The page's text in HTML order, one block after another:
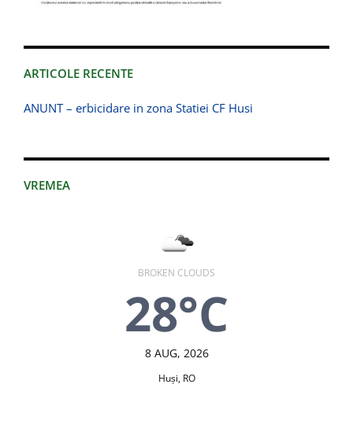
ARTICOLE RECENTE
ANUNT – erbicidare in zona Statiei CF Husi
VREMEA
BROKEN CLOUDS
28°C
8 AUG, 2026
Huşi, RO